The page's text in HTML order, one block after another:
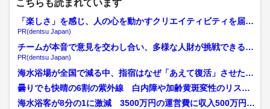
「楽しさ」を感じ、人の心を動かすクリエイティビティを届け
る
PR(dentsu Japan)
チームが本音で意見を交わし合い、多様な人財が挑戦できる組
織へ
PR(dentsu Japan)
海水浴場が全国で減る中、指宿はなぜ「あえて復活」させたの
か 砂浜再生プロジェクト...
曇りでも快晴の6割の紫外線 白内障や加齢黄斑変性のリス
ク “老後の見え方”を守る...
海水浴客が8分の1に激減 3500万円の運営費に収入500万円